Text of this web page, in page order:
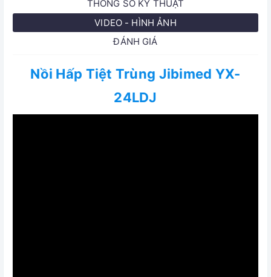
THÔNG SỐ KỸ THUẬT
VIDEO - HÌNH ẢNH
ĐÁNH GIÁ
Nồi Hấp Tiệt Trùng Jibimed YX-
24LDJ